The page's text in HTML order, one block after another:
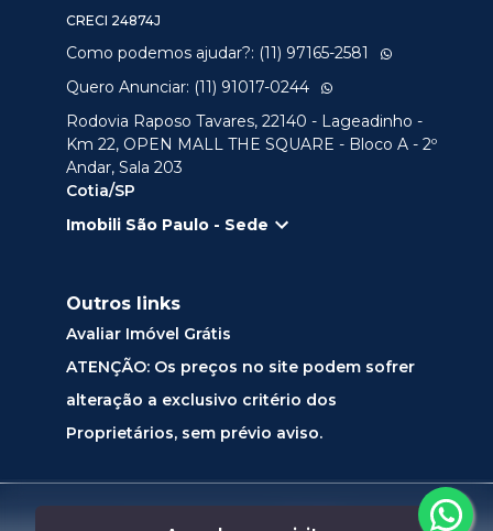
CRECI 24874J
Como podemos ajudar?: (11) 97165-2581
Quero Anunciar: (11) 91017-0244
Rodovia Raposo Tavares, 22140 - Lageadinho -
Km 22, OPEN MALL THE SQUARE - Bloco A - 2º
Andar, Sala 203
Cotia/SP
Imobili São Paulo - Sede
Outros links
Avaliar Imóvel Grátis
ATENÇÃO: Os preços no site podem sofrer
alteração a exclusivo critério dos
Proprietários, sem prévio aviso.